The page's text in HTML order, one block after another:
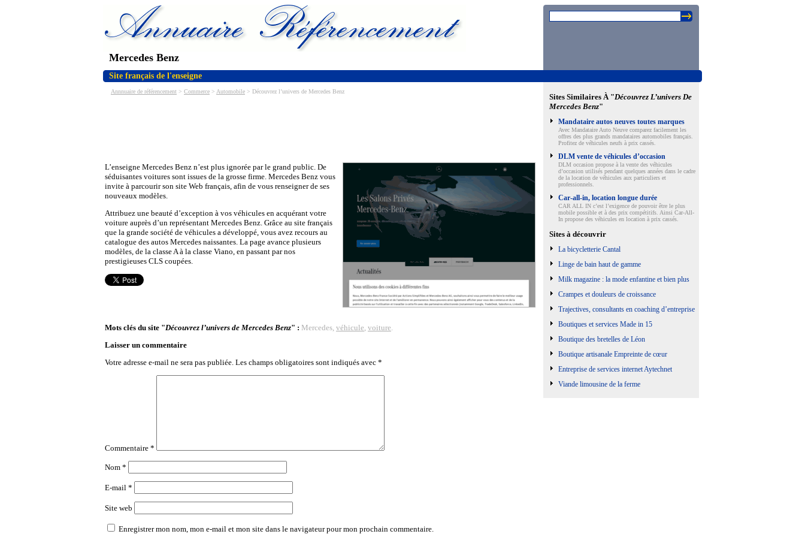
Mercedes Benz
Site français de l'enseigne
Annnuaire de référencement > Commerce > Automobile > Découvrez l’univers de Mercedes Benz
L’enseigne Mercedes Benz n’est plus ignorée par le grand public. De
séduisantes voitures sont issues de la grosse firme. Mercedes Benz vous
invite à parcourir son site Web français, afin de vous renseigner de ses
nouveaux modèles.
Attribuez une beauté d’exception à vos véhicules en acquérant votre
voiture auprès d’un représentant Mercedes Benz. Grâce au site français
que la grande société de véhicules a développé, vous avez recours au
catalogue des autos Mercedes naissantes. La page avance plusieurs
modèles, de la classe A à la classe Viano, en passant par nos
prestigieuses CLS coupées.
Mots clés du site "Découvrez l’univers de Mercedes Benz" : Mercedes, véhicule, voiture.
Laisser un commentaire
Votre adresse e-mail ne sera pas publiée. Les champs obligatoires sont indiqués avec *
Commentaire *
Nom *
E-mail *
Site web
Enregistrer mon nom, mon e-mail et mon site dans le navigateur pour mon prochain commentaire.
Sites Similaires À "Découvrez L’univers De
Mercedes Benz"
Mandataire autos neuves toutes marques
Avec Mandataire Auto Neuve comparez facilement les
offres des plus grands mandataires automobiles français.
Profitez de véhicules neufs à prix cassés.
DLM vente de véhicules d’occasion
DLM occasion propose à la vente des véhicules
d’occasion utilisés pendant quelques années dans le cadre
de la location de véhicules aux particuliers et
professionnels.
Car-all-in, location longue durée
CAR ALL IN c’est l’exigence de pouvoir être le plus
mobile possible et à des prix compétitifs. Ainsi Car-All-
In propose des véhicules en location à prix cassés.
Sites à découvrir
La bicycletterie Cantal
Linge de bain haut de gamme
Milk magazine : la mode enfantine et bien plus
Crampes et douleurs de croissance
Trajectives, consultants en coaching d’entreprise
Boutiques et services Made in 15
Boutique des bretelles de Léon
Boutique artisanale Empreinte de cœur
Entreprise de services internet Aytechnet
Viande limousine de la ferme